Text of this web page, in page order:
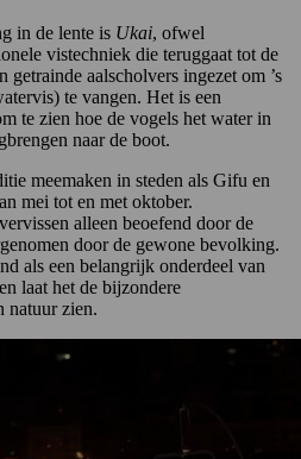
in de lente is Ukai, ofwel
vistechniek die teruggaat tot de
aalscholvers ingezet om ’s
te vangen. Het is een
te zien hoe de vogels het water in
naar de boot.
meemaken in steden als Gifu en
mei tot en met oktober.
alleen beoefend door de
door de gewone bevolking.
als een belangrijk onderdeel van
laat het de bijzondere
natuur zien.